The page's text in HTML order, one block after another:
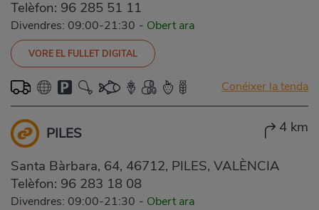
Telèfon: 96 285 51 11
Divendres: 09:00-21:30 - Obert ara
VORE EL FULLET DIGITAL
Conéixer la tenda
PILES 4 km
Santa Bàrbara, 64, 46712, PILES, VALÈNCIA
Telèfon: 96 283 18 08
Divendres: 09:00-21:30 - Obert ara